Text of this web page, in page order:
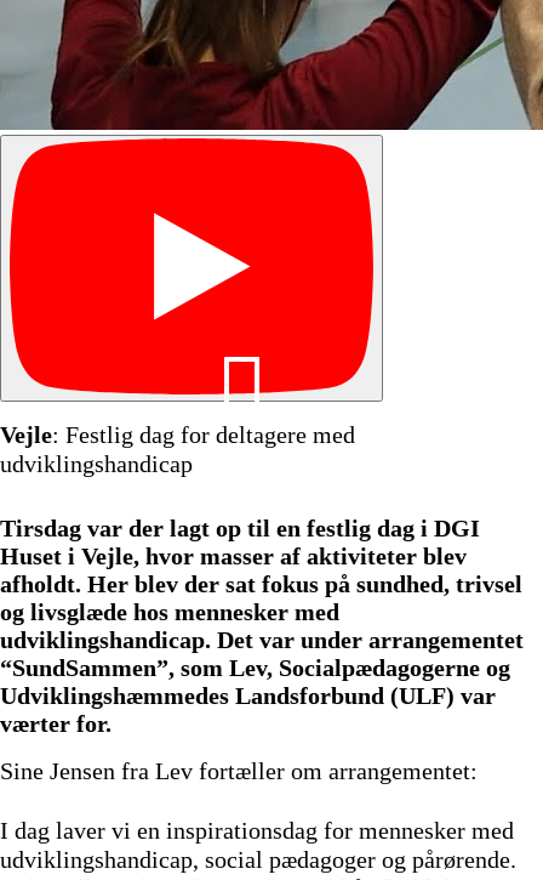
Vejle: Festlig dag for deltagere med
udviklingshandicap
Tirsdag var der lagt op til en festlig dag i DGI
Huset i Vejle, hvor masser af aktiviteter blev
afholdt. Her blev der sat fokus på sundhed, trivsel
og livsglæde hos mennesker med
udviklingshandicap. Det var under arrangementet
“SundSammen”, som Lev, Socialpædagogerne og
Udviklingshæmmedes Landsforbund (ULF) var
værter for.
Sine Jensen fra Lev fortæller om arrangementet:
I dag laver vi en inspirationsdag for mennesker med
udviklingshandicap, social pædagoger og pårørende.